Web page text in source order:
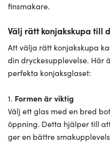
finsmakare.
Välj rätt konjakskupa till
Att välja rätt konjakskupa
din dryckesupplevelse. Här
perfekta konjaksglaset:
1. Formen är viktig
Välj ett glas med en bred
öppning. Detta hjälper till
ger en bättre